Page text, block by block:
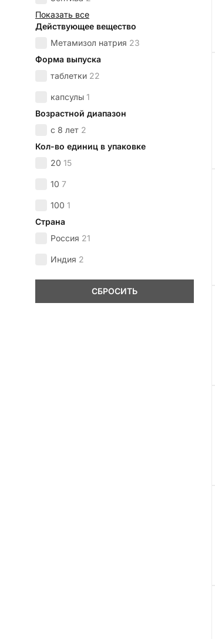
Показать все
Действующее вещество
Метамизол натрия 23
Форма выпуска
таблетки 22
капсулы 1
Возрастной диапазон
с 8 лет 2
Кол-во единиц в упаковке
20 15
10 7
100 1
Страна
Россия 21
Индия 2
СБРОСИТЬ